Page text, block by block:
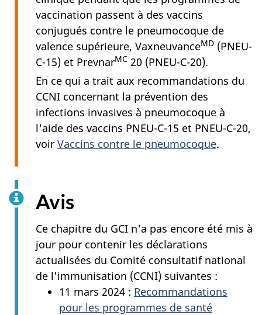
vaccination passent à des vaccins
conjugués contre le pneumocoque de
valence supérieure, VaxneuvanceMD (PNEU-
C-15) et PrevnarMC 20 (PNEU-C-20).
En ce qui a trait aux recommandations du
CCNI concernant la prévention des
infections invasives à pneumocoque à
l'aide des vaccins PNEU-C-15 et PNEU-C-20,
voir Vaccins contre le pneumocoque.
Avis
Ce chapitre du GCI n'a pas encore été mis à
jour pour contenir les déclarations
actualisées du Comité consultatif national
de l'immunisation (CCNI) suivantes :
11 mars 2024 : Recommandations
pour les programmes de santé